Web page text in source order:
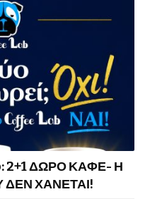
2+1 ΔΩΡΟ ΚΑΦΕ- Η
ΧΑΝΕΤΑΙ!